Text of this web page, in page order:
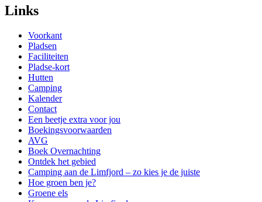
Links
Voorkant
Pladsen
Faciliteiten
Pladse-kort
Hutten
Camping
Kalender
Contact
Een beetje extra voor jou
Boekingsvoorwaarden
AVG
Boek Overnachting
Ontdek het gebied
Camping aan de Limfjord – zo kies je de juiste
Hoe groen ben je?
Groene els